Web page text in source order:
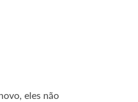
eles não